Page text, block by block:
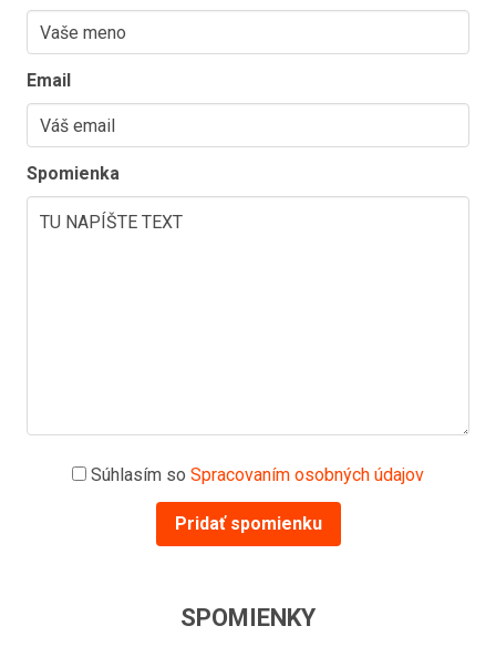
Email
Spomienka
Súhlasím so Spracovaním osobných údajov
Pridať spomienku
SPOMIENKY